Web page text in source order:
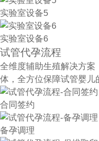
实验室设备5
实验室设备6
试管代孕流程
全维度辅助生殖解决方
体，全方位保障试管婴儿
合同签约
备孕调理